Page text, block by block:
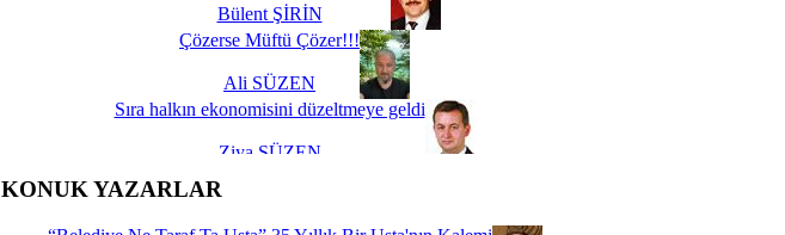
Bülent ŞİRİN
Çözerse Müftü Çözer!!!
Ali SÜZEN
Sıra halkın ekonomisini düzeltmeye geldi
Ziya SÜZEN
İşte Biz buyuz...
KONUK YAZARLAR